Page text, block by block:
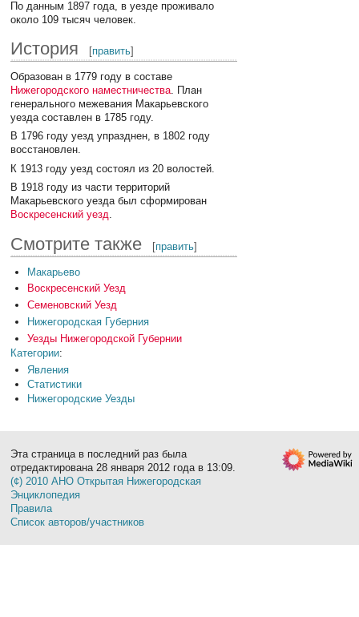
По данным 1897 года, в уезде проживало
около 109 тысяч человек.
История [править]
Образован в 1779 году в составе
Нижегородского наместничества. План
генерального межевания Макарьевского
уезда составлен в 1785 году.
В 1796 году уезд упразднен, в 1802 году
восстановлен.
К 1913 году уезд состоял из 20 волостей.
В 1918 году из части территорий
Макарьевского уезда был сформирован
Воскресенский уезд.
Смотрите также [править]
Макарьево
Воскресенский Уезд
Семеновский Уезд
Нижегородская Губерния
Уезды Нижегородской Губернии
Категории:
Явления
Статистики
Нижегородские Уезды
Эта страница в последний раз была
отредактирована 28 января 2012 года в 13:09.
(¢) 2010 АНО Открытая Нижегородская
Энциклопедия
Правила
Список авторов/участников